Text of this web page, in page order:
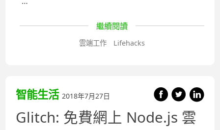
繼續閱讀
雲端工作 Lifehacks
智能生活 2018年7月27日
Glitch: 免費網上 Node.js 雲